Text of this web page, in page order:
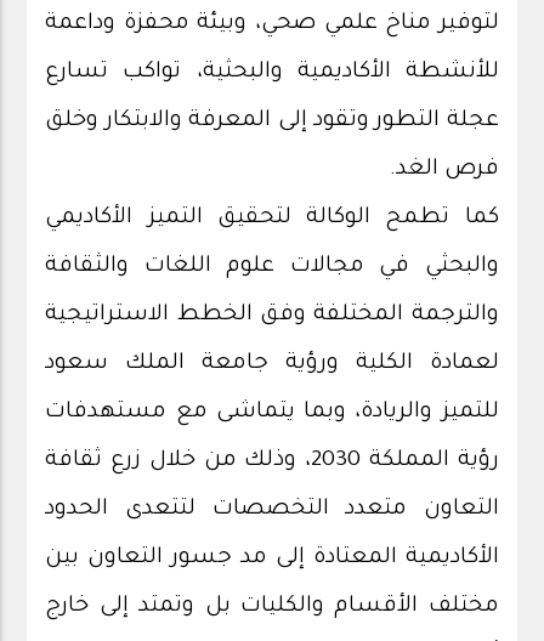
لتوفير مناخ علمي صحي، وبيئة محفزة وداعمة
للأنشطة الأكاديمية والبحثية، تواكب تسارع
عجلة التطور وتقود إلى المعرفة والابتكار وخلق
فرص الغد.
كما تطمح الوكالة لتحقيق التميز الأكاديمي
والبحثي في مجالات علوم اللغات والثقافة
والترجمة المختلفة وفق الخطط الاستراتيجية
لعمادة الكلية ورؤية جامعة الملك سعود
للتميز والريادة، وبما يتماشى مع مستهدفات
رؤية المملكة 2030، وذلك من خلال زرع ثقافة
التعاون متعدد التخصصات لتتعدى الحدود
الأكاديمية المعتادة إلى مد جسور التعاون بين
مختلف الأقسام والكليات بل وتمتد إلى خارج